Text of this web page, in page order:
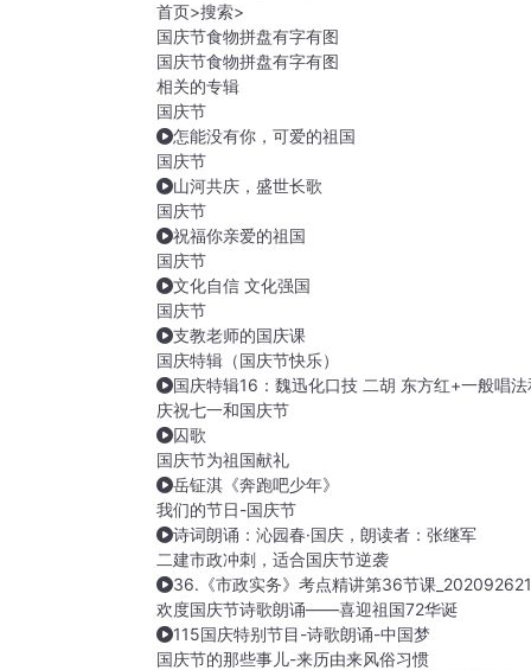
首页>搜索>
国庆节食物拼盘有字有图
国庆节食物拼盘有字有图
相关的专辑
国庆节
怎能没有你，可爱的祖国
国庆节
山河共庆，盛世长歌
国庆节
祝福你亲爱的祖国
国庆节
文化自信 文化强国
国庆节
支教老师的国庆课
国庆特辑（国庆节快乐）
国庆特辑16：魏迅化口技 二胡 东方红+一般唱
庆祝七一和国庆节
囚歌
国庆节为祖国献礼
岳钲淇《奔跑吧少年》
我们的节日-国庆节
诗词朗诵：沁园春·国庆，朗读者：张继军
二建市政冲刺，适合国庆节逆袭
36.《市政实务》考点精讲第36节课
欢度国庆节诗歌朗诵——喜迎祖国72华诞
115国庆特别节目-诗歌朗诵-中国梦
国庆节的那些事儿-来历由来风俗习惯